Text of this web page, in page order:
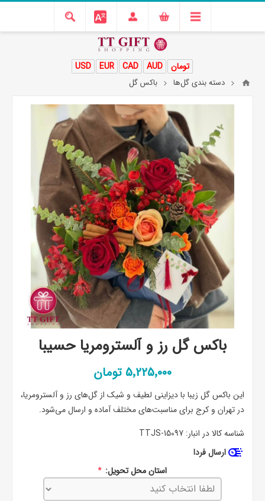
USD EUR CAD AUD تومان
دسته بندی گل‌ها باکس گل
باکس گل رز و آلسترومریا حسیبا
5٬225٬000 تومان
این باکس گل زیبا با دیزاینی لطیف و شیک از گل‌های رز و آلسترومریا،
در تهران و کرج برای مناسبت‌های مختلف آماده و ارسال می‌شود.
شناسه کالا در انبار: TTJS-15097
ارسال فردا
استان محل تحویل: *